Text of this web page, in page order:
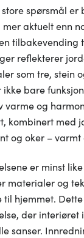
spørsmål er
aktuelt enn
tilbakevending
reflekterer
som tre, stein
bare
varme og
kombinert med
og oker –
er minst
materialer og
hjemmet.
der interiøret
sanser.